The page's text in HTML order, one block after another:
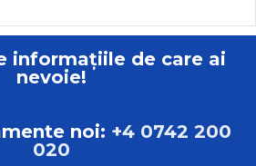
MUNCĂ 10.00 bar
informațiile de care ai
nevoie!
noi: +4 0742 200
020